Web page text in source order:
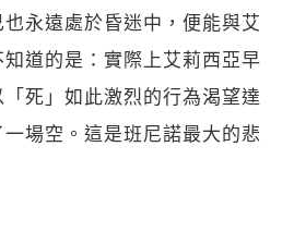
永遠處於昏迷中，便能與艾
道的是：實際上艾莉西亞早
死」如此激烈的行為渴望達
場空。這是班尼諾最大的悲